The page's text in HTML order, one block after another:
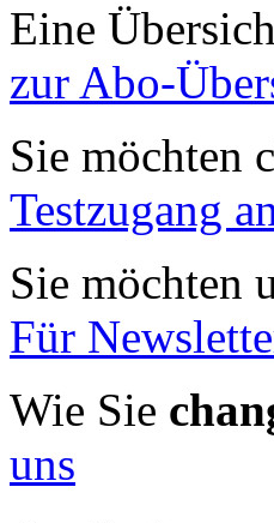
Eine
zur Abo-
Sie möchten
Testzugang
Sie möchten
Für
Wie Sie
uns